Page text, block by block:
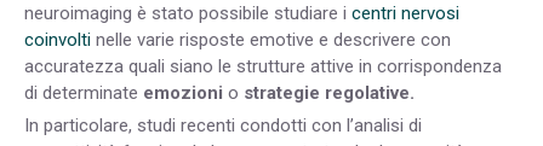
neuroimaging è stato possibile studiare i centri nervosi
coinvolti nelle varie risposte emotive e descrivere con
accuratezza quali siano le strutture attive in corrispondenza
di determinate emozioni o strategie regolative.
In particolare, studi recenti condotti con l’analisi di